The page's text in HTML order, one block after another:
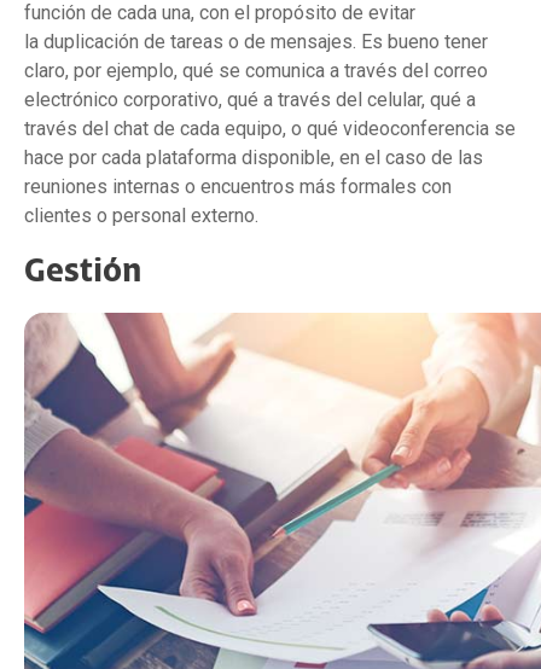
función de cada una, con el propósito de evitar
la duplicación de tareas o de mensajes. Es bueno tener
claro, por ejemplo, qué se comunica a través del correo
electrónico corporativo, qué a través del celular, qué a
través del chat de cada equipo, o qué videoconferencia se
hace por cada plataforma disponible, en el caso de las
reuniones internas o encuentros más formales con
clientes o personal externo.
Gestión